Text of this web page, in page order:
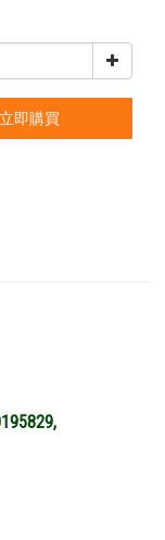
立即購買